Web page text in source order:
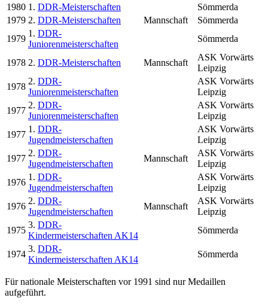
1980 1. DDR-Meisterschaften
Sömmerda
1979 2. DDR-Meisterschaften Mannschaft
Sömmerda
1979
1. DDR-
Juniorenmeisterschaften
Sömmerda
1978 2. DDR-Meisterschaften Mannschaft
ASK Vorwärts
Leipzig
1978
2. DDR-
Juniorenmeisterschaften
ASK Vorwärts
Leipzig
1977
2. DDR-
Juniorenmeisterschaften
ASK Vorwärts
Leipzig
1977
1. DDR-
Jugendmeisterschaften
ASK Vorwärts
Leipzig
1977
2. DDR-
Jugendmeisterschaften
Mannschaft
ASK Vorwärts
Leipzig
1976
1. DDR-
Jugendmeisterschaften
ASK Vorwärts
Leipzig
1976
2. DDR-
Jugendmeisterschaften
Mannschaft
ASK Vorwärts
Leipzig
1975
3. DDR-
Kindermeisterschaften AK14
Sömmerda
1974
3. DDR-
Kindermeisterschaften AK14
Sömmerda
Für nationale Meisterschaften vor 1991 sind nur Medaillen
aufgeführt.